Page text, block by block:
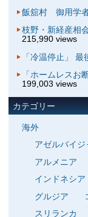
飯舘村 御用学
枝野・新経産相
215,990 views
「冷温停止」
「ホームレス
199,003 views
カテゴリー
海外
アゼルバイジ
アルメニア
インドネシア
グルジア
スリランカ